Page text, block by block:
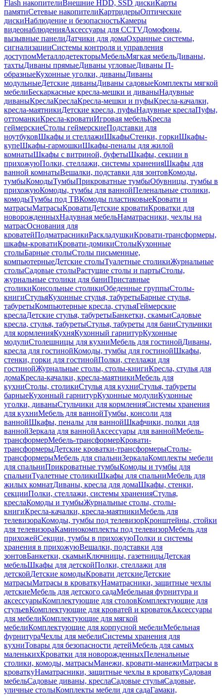
Flash накопителиВнешние HDD, SSD дискиКарты
памятиСетевые накопителиКартридерыОптические
дискиНаблюдение и безопасностьКамеры
видеонаблюденияАксессуары для CCTVДомофоны,
вызывные панелиДатчики для домаОхранные системы,
сигнализацииСистемы контроля и управления
доступомМеталлодетекторыМебельМягкая мебельДиваны,
тахтыДиваны прямыеДиваны угловыеДиваны П-
образныеКухонные уголки, диваныДиваны
модульныеДетские диваныДиваны садовыеКомплекты мягкой
мебелиБескаркасные кресла-мешки и диваныНадувные
диваныКреслаКреслаКресла-мешки и пуфыКресла-качалки,
кресла-маятникиДетские кресла, пуфыНадувные креслаПуфы,
оттоманкиКресла-кроватиИгровая мебельКресла
геймерскиеСтолы геймерскиеПодставки для
ноутбуковШкафы и стеллажиШкафыСтенки, горкиШкафы-
купеШкафы-гармошкиШкафы-пеналы для жилой
комнатыШкафы с витриной, буфетыШкафы, секции в
прихожуюПолки, стеллажи, системы храненияШкафы для
ванной комнатыВешалки, подставки для зонтовКомоды,
тумбыКомодыТумбыПрикроватные тумбыОбувницы, тумбы в
прихожуюКомоды, тумбы для ваннойПеленальные столики,
комодыТумбы под ТВКомоды пластиковыеКровати и
матрасыМатрасыКроватиДетские кроватиКроватки для
новорожденныхНадувная мебельНаматрасники, чехлы на
матрасОснования для
кроватейПодматрасникиРаскладушкиКровати-трансформеры,
шкафы-кроватиКровати-домикиСтолыКухонные
столыБарные столыСтолы письменные,
компьютерныеДетские столыТуалетные столикиЖурнальные
столыСадовые столыРастущие столы и партыСтолы,
журнальные столики для баниПриставные
столикиКонсольные столикиОбеденные группыСтолы-
книгиСтульяКухонные стулья, табуретыБарные стулья,
табуретыКомпьютерные кресла, стульяГеймерские
креслаДетские стулья, табуретыБанкетки, скамьиСадовые
кресла, стулья, табуретыСтулья, табуреты для баниСтульчики
для кормленияКухняКухонный гарнитурКухонные
модулиСтолешницы для кухниМебель для гостинойДиваны,
кресла для гостинойКомоды, тумбы для гостинойШкафы,
стенки, горки для гостинойПолки, стеллажи для
гостинойЖурнальные столы, столы-книгиКресла, стулья для
домаКресла-качалки, кресла-маятникиМебель для
кухниСтолы, столикиСтулья для кухниСтулья, табуреты
барныеКухонный гарнитурКухонные модулиКухонные
уголки, диваныСтульчики для кормленияСистемы хранения
для кухниМебель для ваннойТумбы, консоли для
ваннойШкафы, пеналы для ваннойШкафчики, полки для
ваннойЗеркала для ваннойАксессуары для ваннойМебель-
трансформерМебель-трансформерКровати-
трансформерыДетские кроватки-трансформерыСтолы-
трансформерыМебель для спальниЗеркалаКомплекты мебели
для спальниПрикроватные тумбыКомоды и тумбы для
спальниТуалетные столикиШкафы для спальниМебель для
жилых комнатДиваны, кресла для домаШкафы, стенки,
секцииПолки, стеллажи, системы храненияСтулья,
креслаКомоды и тумбыЖурнальные столы, столы-
книгиКресла-качалки, кресла-маятникиМебель для
телевизораКомоды, тумбы под телевизорКронштейны, стойки
для телевизораКаминокомплекты под телевизорМебель для
прихожейСекции, тумбы в прихожуюПолки и системы
хранения в прихожуюВешалки, подставки для
зонтовБанкетки, скамьиКлючницы, газетницыДетская
мебельШкафы для детскойПолки, стеллажи для
детскойДетские комодыКровати детскиеДетские
матрасыМатрасы в кроваткуНаматрасники, защитные чехлы
детскиеМебель для детского садаМебельная фурнитура и
аксессуарыКомплектующие для столовКомплектующие для
стульевКомплектующие для кроватей и кроватокАксессуары
для мебелиКомплектующие для мягкой
мебелиКомплектующие для корпусной мебелиМебельная
фурнитураЧехлы для мебелиСистемы хранения для
кухниТовары для безопасности детейМебель для самых
маленькихКроватки для новорожденныхПеленальные
столики, комоды, матрасыМанежи, кровати-манежиМатрасы в
кроваткуНаматрасники, защитные чехлы в кроваткуСадовая
мебельСадовые диваны, креслаСадовые стульяСадовые,
уличные столыКомплекты мебели для садаГамаки,